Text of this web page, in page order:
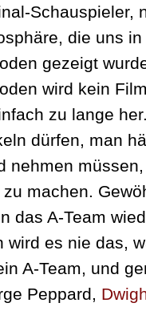
Schauspieler,
die uns
gezeigt
wird kein
zu lange
dürfen, man
nehmen
zu machen.
das A-Team
wird es nie das,
A-Team, und
Peppard,